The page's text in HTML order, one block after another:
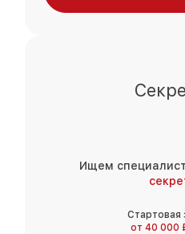
Ищем
Стартовая
от 40 000